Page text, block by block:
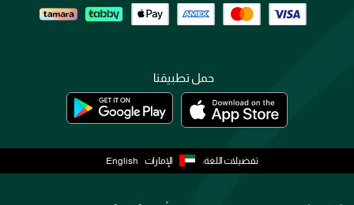
حمل تطبيقنا
تفضيلات اللغة: الإمارات English